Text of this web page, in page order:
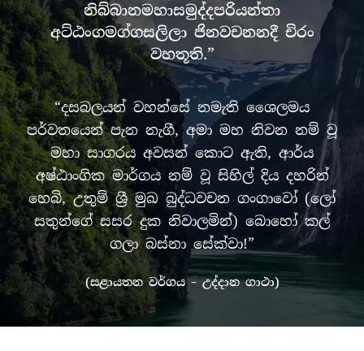
නිබ්බානමහාසමුද්දපරියන්තා
අට්ඨංගමග්ගසලිලා ජිනවචනනදී චිරං
වහතූති.”
“දසබලයන් වහන්සේ නමැති ශෛලමය
පර්වතයෙන් පැන නැගී, අමා මහ නිවන නම් වූ
මහා සාගරය අවසන් කොට ඇති, ආර්ය
අෂ්ඨාංගික මාර්ගය නම් වූ සිහිල් දිය දහරින්
හෙබි, උතුම් ශ්‍රී මුඛ බුද්ධවචන ගංගාවෝ (ලෝ
සතුන්ගේ සසර දුක නිවාලමින්) බොහෝ කල්
ගලා බස්නා සේක්වා!”
(සළායතන වර්ගය – උද්දාන ගාථා)